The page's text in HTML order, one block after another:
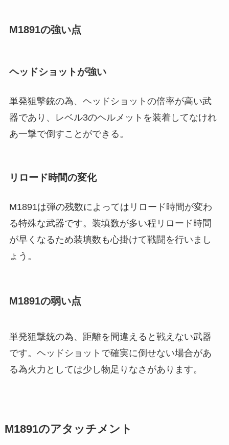
M1891の強い点
ヘッドショットが強い
単発狙撃銃の為、ヘッドショットの倍率が高い武
器であり、レベル3のヘルメットを装着してなけれ
あ一撃で倒すことができる。
リロード時間の変化
M1891は弾の残数によってはリロード時間が変わ
る特殊な武器です。装填数が多い程リロード時間
が早くなるため装填数も心掛けて戦闘を行いまし
ょう。
M1891の弱い点
単発狙撃銃の為、距離を間違えると戦えない武器
です。ヘッドショットで確実に倒せない場合があ
る為火力としては少し物足りなさがあります。
M1891のアタッチメント